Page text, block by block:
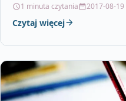
1 minuta czytania 2017-08-19
Czytaj więcej